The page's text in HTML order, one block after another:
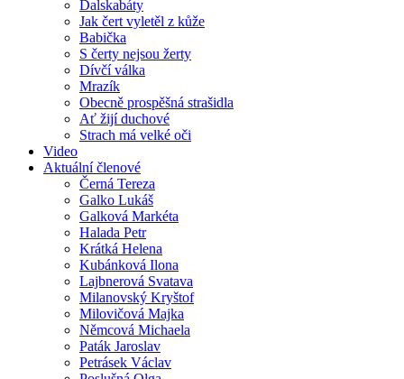
Dalskabáty
Jak čert vyletěl z kůže
Babička
S čerty nejsou žerty
Dívčí válka
Mrazík
Obecně prospěšná strašidla
Ať žijí duchové
Strach má velké oči
Video
Aktuální členové
Černá Tereza
Galko Lukáš
Galková Markéta
Halada Petr
Krátká Helena
Kubánková Ilona
Lajbnerová Svatava
Milanovský Kryštof
Milovičová Majka
Němcová Michaela
Paták Jaroslav
Petrásek Václav